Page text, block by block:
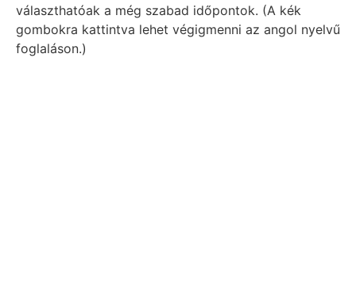
választhatóak a még szabad időpontok. (A kék
gombokra kattintva lehet végigmenni az angol nyelvű
foglaláson.)